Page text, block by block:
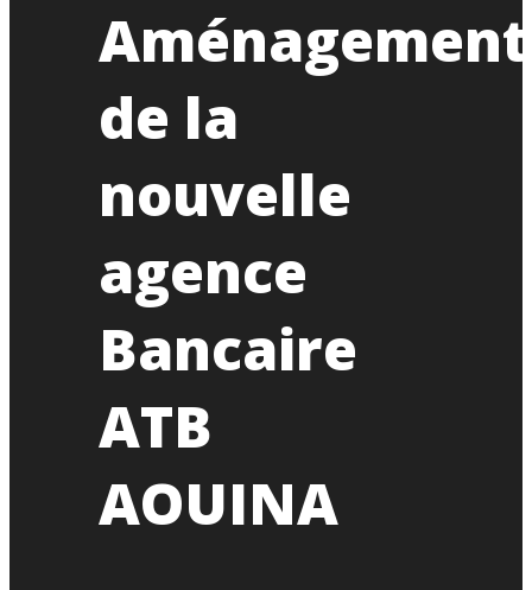
Aménagement
de la
nouvelle
agence
Bancaire
ATB
AOUINA